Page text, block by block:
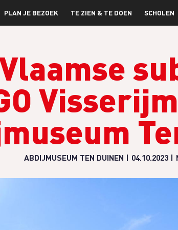
PLAN JE BEZOEK TE ZIEN & TE DOEN SCHOLEN
ABDIJMUSEUM TEN DUINEN 04.10.2023